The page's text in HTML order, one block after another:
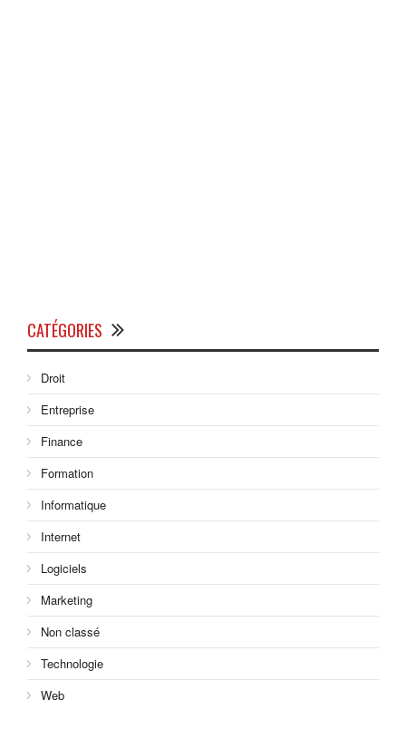
CATÉGORIES
Droit
Entreprise
Finance
Formation
Informatique
Internet
Logiciels
Marketing
Non classé
Technologie
Web